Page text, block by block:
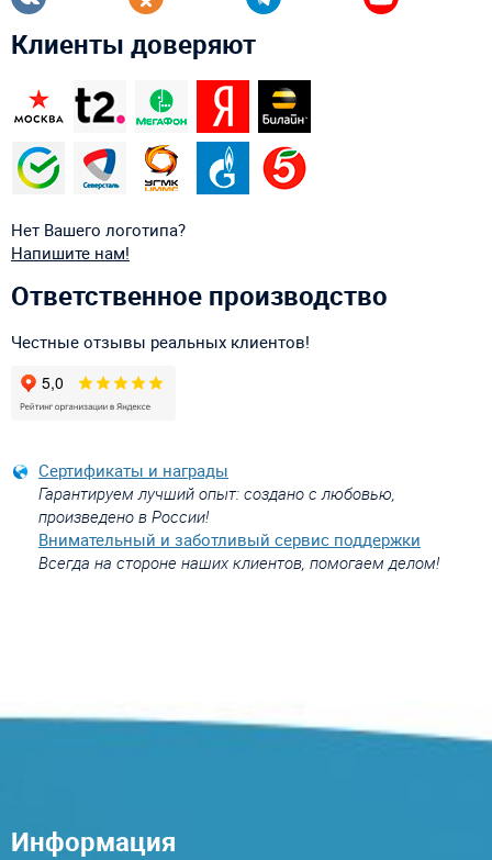
Клиенты доверяют
Нет Вашего логотипа?
Напишите нам!
Ответственное производство
Честные отзывы реальных клиентов!
Сертификаты и награды
Гарантируем лучший опыт: создано с любовью,
произведено в России!
Внимательный и заботливый сервис поддержки
Всегда на стороне наших клиентов, помогаем делом!
Информация